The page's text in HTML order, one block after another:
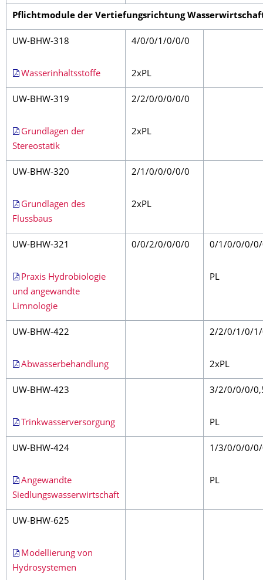
Pflichtmodule der Vertiefungsrichtung
UW-BHW-318
Wasserinhaltsstoffe
4/0/0/1/0/0/0
2xPL
UW-BHW-319
Grundlagen der
Stereostatik
2/2/0/0/0/0/0
2xPL
UW-BHW-320
Grundlagen des
Flussbaus
2/1/0/0/0/0/0
2xPL
UW-BHW-321
Praxis Hydrobiologie
und angewandte
Limnologie
0/0/2/0/0/0/0 0/1/0/0/0/
PL
UW-BHW-422
Abwasserbehandlung
2/2/0/1/0/
2xPL
UW-BHW-423
Trinkwasserversorgung
3/2/0/0/0/
PL
UW-BHW-424
Angewandte
Siedlungswasserwirtschaft
1/3/0/0/0/
PL
UW-BHW-625
Modellierung von
Hydrosystemen